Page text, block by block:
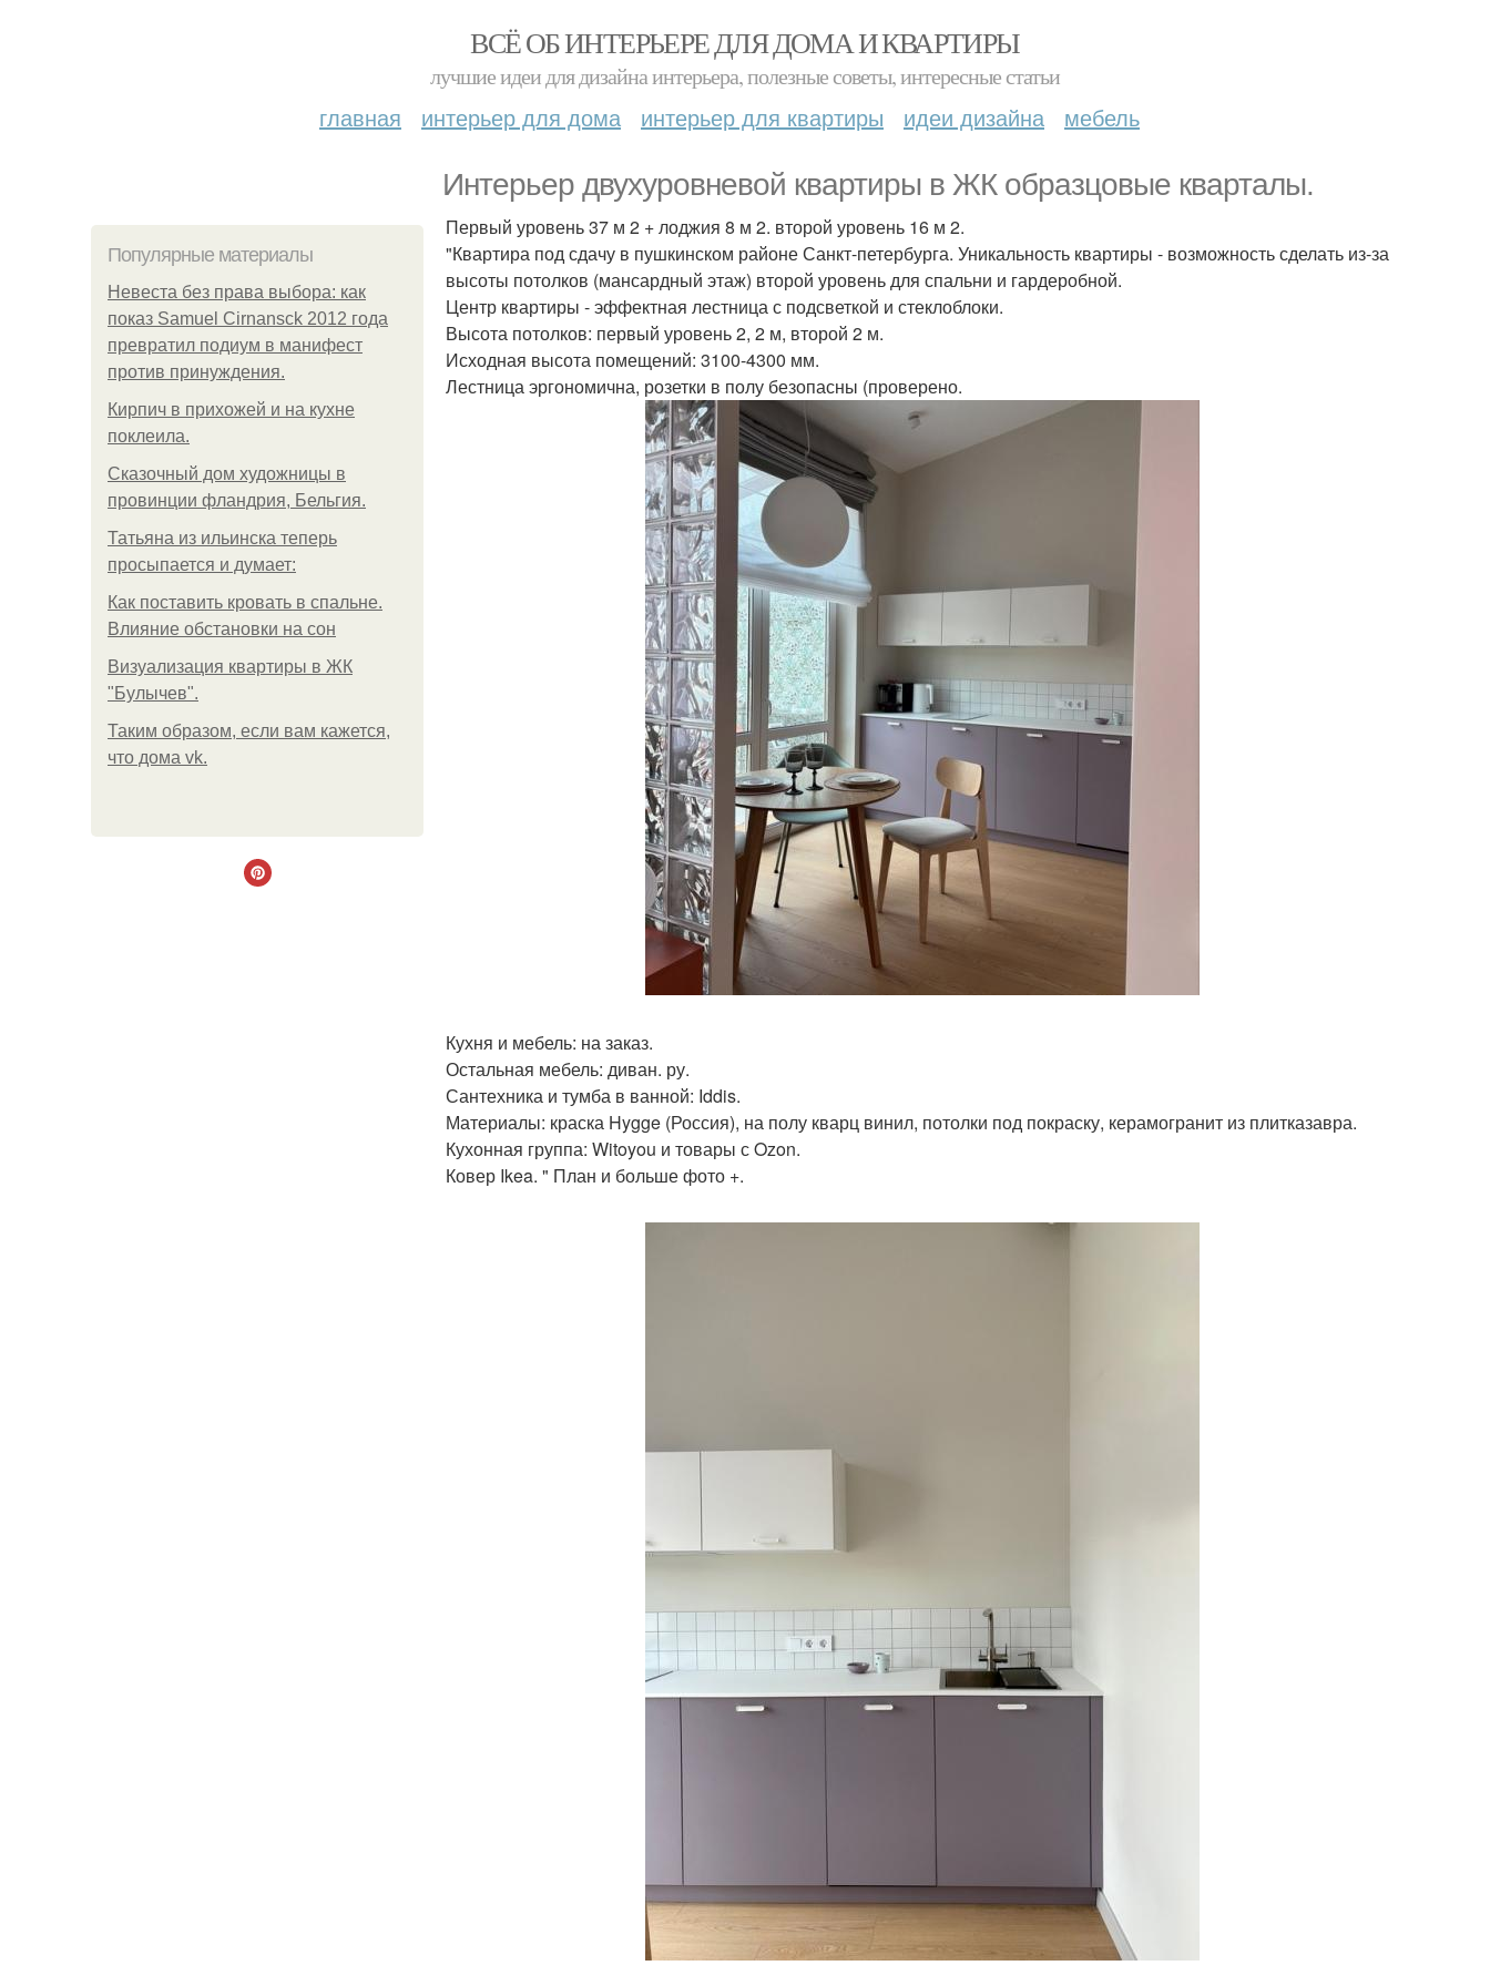
ВСЁ ОБ ИНТЕРЬЕРЕ ДЛЯ ДОМА И КВАРТИРЫ
лучшие идеи для дизайна интерьера, полезные советы, интересные статьи
главная интерьер для дома интерьер для квартиры идеи дизайна мебель
Интерьер двухуровневой квартиры в ЖК образцовые кварталы.
Популярные материалы
Невеста без права выбора: как
показ Samuel Cirnansck 2012 года
превратил подиум в манифест
против принуждения.
Кирпич в прихожей и на кухне
поклеила.
Сказочный дом художницы в
провинции фландрия, Бельгия.
Татьяна из ильинска теперь
просыпается и думает:
Как поставить кровать в спальне.
Влияние обстановки на сон
Визуализация квартиры в ЖК
"Булычев".
Таким образом, если вам кажется,
что дома vk.
Первый уровень 37 м 2 + лоджия 8 м 2. второй уровень 16 м 2.
"Квартира под сдачу в пушкинском районе Санкт-петербурга. Уникальность квартиры - возможность сделать из-за
высоты потолков (мансардный этаж) второй уровень для спальни и гардеробной.
Центр квартиры - эффектная лестница с подсветкой и стеклоблоки.
Высота потолков: первый уровень 2, 2 м, второй 2 м.
Исходная высота помещений: 3100-4300 мм.
Лестница эргономична, розетки в полу безопасны (проверено.
Кухня и мебель: на заказ.
Остальная мебель: диван. ру.
Сантехника и тумба в ванной: Iddis.
Материалы: краска Hygge (Россия), на полу кварц винил, потолки под покраску, керамогранит из плитказавра.
Кухонная группа: Witoyou и товары с Ozon.
Ковер Ikea. " План и больше фото +.